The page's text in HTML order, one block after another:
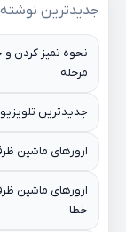
جدیدترین
نحوه تمیز کردن
مرحله
جدیدترین
ارورهای ماشین
ارورهای ماشین
خطا